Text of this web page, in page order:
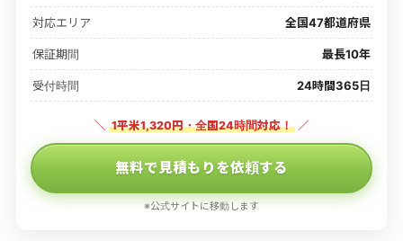
対応エリア 全国47都道府県
保証期間 最長10年
受付時間 24時間365日
＼ 1平米1,320円・全国24時間対応！ ／
無料で見積もりを依頼する
※公式サイトに移動します